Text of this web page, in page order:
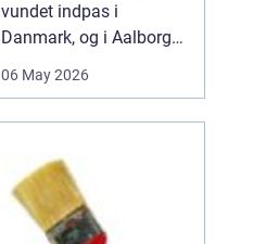
vundet indpas i
Danmark, og i Aalborg
deres helt eget liv. Her
deletradition, og
resultatet er en afslappet
spiseform, hvor smag,
06 May 2026